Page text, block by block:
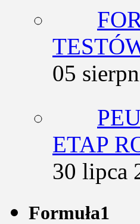
05
ETAP
30 lipca
Formuła1